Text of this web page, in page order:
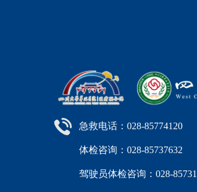
急救电话：028-85774120
体检咨询：028-85737632
驾驶员体检咨询：028-